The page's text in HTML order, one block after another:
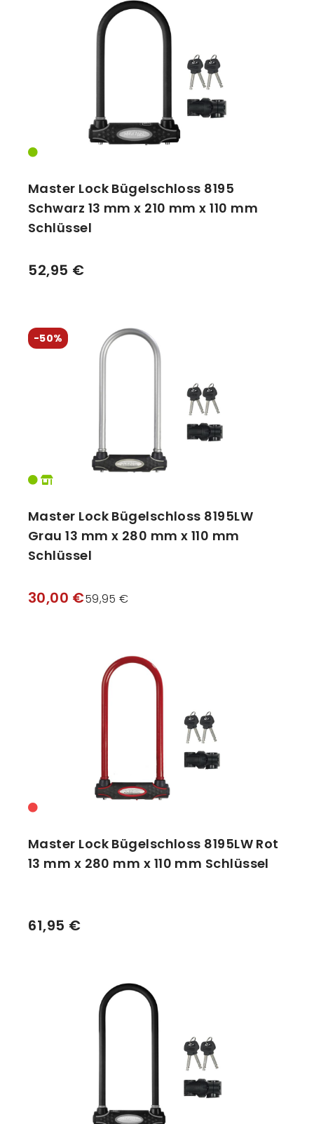
Master Lock Bügelschloss 8195
Schwarz 13 mm x 210 mm x 110 mm
Schlüssel
52,95 €
-50%
Master Lock Bügelschloss 8195LW
Grau 13 mm x 280 mm x 110 mm
Schlüssel
30,00 €59,95 €
Master Lock Bügelschloss 8195LW Rot
13 mm x 280 mm x 110 mm Schlüssel
61,95 €